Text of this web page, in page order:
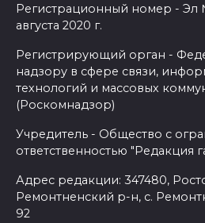
Регистрационный номер - Эл
августа 2020 г.
Регистрирующий орган -
надзору в сфере связи,
технологий и массовых
(Роскомнадзор)
Учредитель - Общество с
ответственностью "Редакция
Адрес редакции: 347480,
Ремонтненский р-н, с.
92